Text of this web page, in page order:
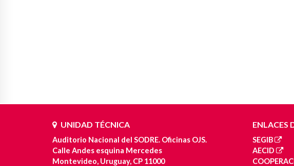
UNIDAD TÉCNICA
Auditorio Nacional del SODRE. Oficinas OJS.
Calle Andes esquina Mercedes
Montevideo, Uruguay, CP 11000
ENLACES
SEGIB
AECID